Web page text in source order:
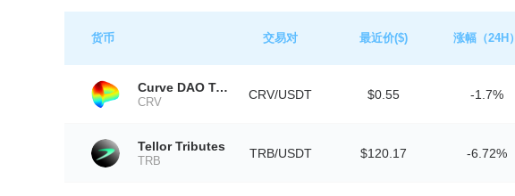
货币 交易对 最近价($) 涨幅（24H）
Curve DAO Token
CRV
CRV/USDT $0.55 -1.7%
Tellor Tributes
TRB
TRB/USDT $120.17 -6.72%